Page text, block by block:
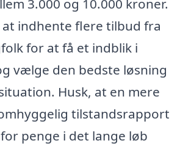
3.000 og 10.000 kroner.
at indhente flere tilbud fra
for at få et indblik i
vælge den bedste løsning
Husk, at en mere
tilstandsrapport
penge i det lange løb